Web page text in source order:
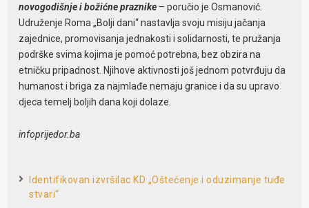
novogodišnje i božićne praznike – poručio je Osmanović.
Udruženje Roma „Bolji dani“ nastavlja svoju misiju jačanja
zajednice, promovisanja jednakosti i solidarnosti, te pružanja
podrške svima kojima je pomoć potrebna, bez obzira na
etničku pripadnost. Njihove aktivnosti još jednom potvrđuju da
humanost i briga za najmlađe nemaju granice i da su upravo
djeca temelj boljih dana koji dolaze.
infoprijedor.ba
Identifikovan izvršilac KD „Oštećenje i oduzimanje tuđe
stvari“